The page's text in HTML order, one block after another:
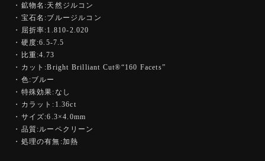
・鉱物名:天然ジルコン
・宝石名:ブルージルコン
・屈折率:1.810-2.020
・硬度:6.5-7.5
・比重:4.73
・カット:Bright Brilliant Cut®︎“160 Facets”
・色:ブルー
・特殊効果:なし
・カラット:1.36ct
・サイズ:6.3×4.0mm
・品質:ルーペクリーン
・処理の有無:加熱